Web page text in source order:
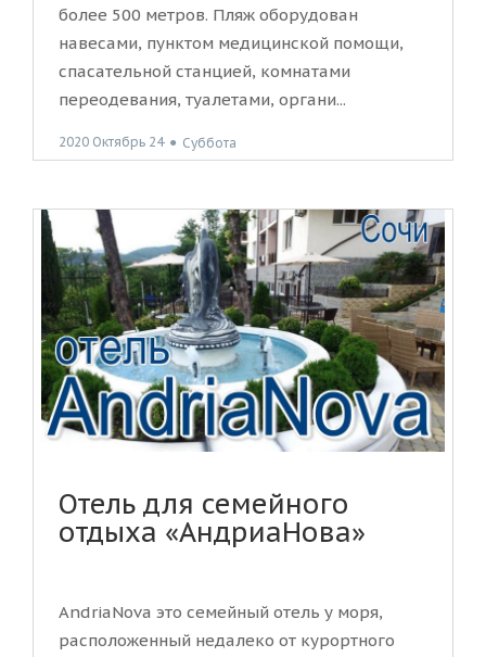
более 500 метров. Пляж оборудован
навесами, пунктом медицинской помощи,
спасательной станцией, комнатами
переодевания, туалетами, органи...
2020 Октябрь 24 ● Суббота
Отель для семейного
отдыха «АндриаНова»
AndriaNova это семейный отель у моря,
расположенный недалеко от курортного